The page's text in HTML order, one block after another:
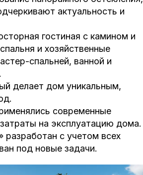
актуальность и
гостиная с камином и
и хозяйственные
спальней, ванной и
делает дом уникальным,
современные
на эксплуатацию дома.
разработан с учетом всех
под новые задачи.